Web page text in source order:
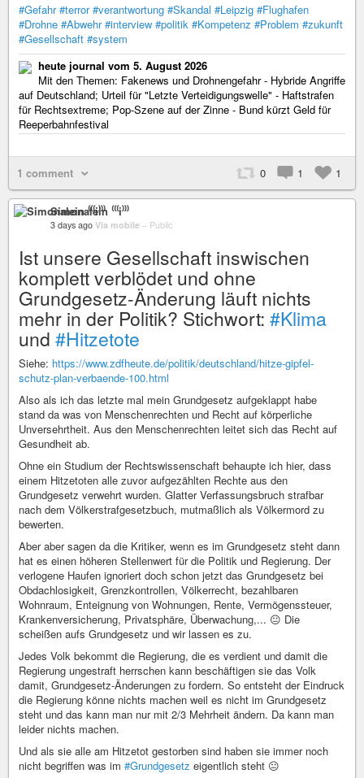
#Gefahr #terror #verantwortung #Skandal #Leipzig #Flughafen
#Drohne #Abwehr #interview #politik #Kompetenz #Problem #zukunft
#Gesellschaft #system
heute journal vom 5. August 2026
Mit den Themen: Fakenews und Drohnengefahr - Hybride Angriffe
auf Deutschland; Urteil für "Letzte Verteidigungswelle" - Haftstrafen
für Rechtsextreme; Pop-Szene auf der Zinne - Bund kürzt Geld für
Reeperbahnfestival
1 comment 0 1 1
Simonalein ⁽⁽⁽i⁾⁾⁾
3 days ago Via mobile – Public
Ist unsere Gesellschaft inswischen
komplett verblödet und ohne
Grundgesetz-Änderung läuft nichts
mehr in der Politik? Stichwort: #Klima
und #Hitzetote
Siehe: https://www.zdfheute.de/politik/deutschland/hitze-gipfel-
schutz-plan-verbaende-100.html
Also als ich das letzte mal mein Grundgesetz aufgeklappt habe
stand da was von Menschenrechten und Recht auf körperliche
Unversehrtheit. Aus den Menschenrechten leitet sich das Recht auf
Gesundheit ab.
Ohne ein Studium der Rechtswissenschaft behaupte ich hier, dass
einem Hitzetoten alle zuvor aufgezählten Rechte aus den
Grundgesetz verwehrt wurden. Glatter Verfassungsbruch strafbar
nach dem Völkerstrafgesetzbuch, mutmaßlich als Völkermord zu
bewerten.
Aber aber sagen da die Kritiker, wenn es im Grundgesetz steht dann
hat es einen höheren Stellenwert für die Politik und Regierung. Der
verlogene Haufen ignoriert doch schon jetzt das Grundgesetz bei
Obdachlosigkeit, Grenzkontrollen, Völkerrecht, bezahlbaren
Wohnraum, Enteignung von Wohnungen, Rente, Vermögenssteuer,
Krankenversicherung, Privatsphäre, Überwachung,... 😐 Die
scheißen aufs Grundgesetz und wir lassen es zu.
Jedes Volk bekommt die Regierung, die es verdient und damit die
Regierung ungestraft herrschen kann beschäftigen sie das Volk
damit, Grundgesetz-Änderungen zu fordern. So entsteht der Eindruck
die Regierung könne nichts machen weil es nicht im Grundgesetz
steht und das kann man nur mit 2/3 Mehrheit ändern. Da kann man
leider nichts machen.
Und als sie alle am Hitzetot gestorben sind haben sie immer noch
nicht begriffen was im #Grundgesetz eigentlich steht 😐